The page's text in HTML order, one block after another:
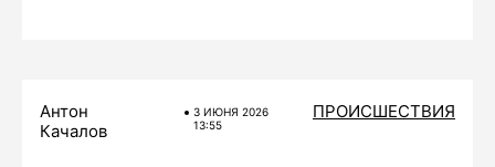
Антон
Качалов
3 ИЮНЯ 2026
13:55
ПРОИСШЕСТВИЯ